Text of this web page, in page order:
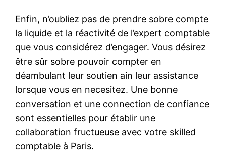
Enfin, n’oubliez pas de prendre sobre compte
la liquide et la réactivité de l’expert comptable
que vous considérez d’engager. Vous désirez
être sûr sobre pouvoir compter en
déambulant leur soutien ain leur assistance
lorsque vous en necesitez. Une bonne
conversation et une connection de confiance
sont essentielles pour établir une
collaboration fructueuse avec votre skilled
comptable à Paris.